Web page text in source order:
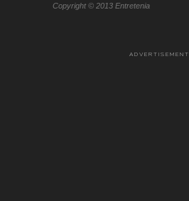
Copyright © 2013 Entretenia
ADVERTISEMENT